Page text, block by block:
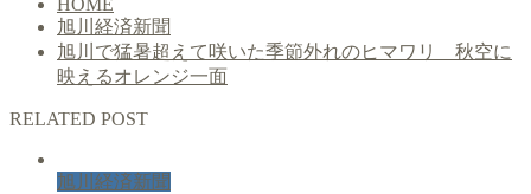
HOME
旭川経済新聞
旭川で猛暑超えて咲いた季節外れのヒマワリ 秋空に
映えるオレンジ一面
RELATED POST
旭川経済新聞